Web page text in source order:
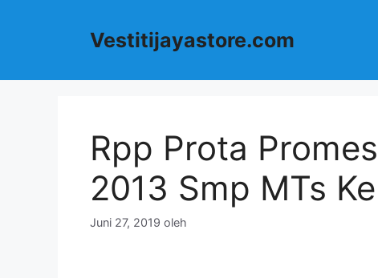
Vestitijayastore.com
Rpp Prota
2013 Smp MTs
Juni 27, 2019 oleh